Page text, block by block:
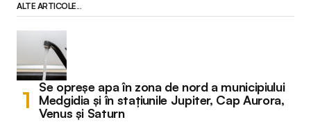
ALTE ARTICOLE...
Se opreșe apa în zona de nord a municipiului
Medgidia și în stațiunile Jupiter, Cap Aurora,
Venus și Saturn